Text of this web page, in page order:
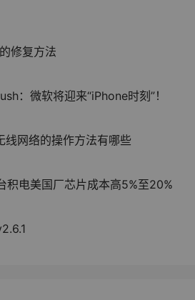
修复方法
：微软将迎来“iPhone时刻”！
线网络的操作方法有哪些
积电美国厂芯片成本高5%至20%